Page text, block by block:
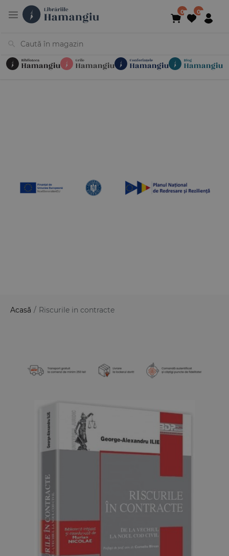
Acasă / Riscurile in contracte